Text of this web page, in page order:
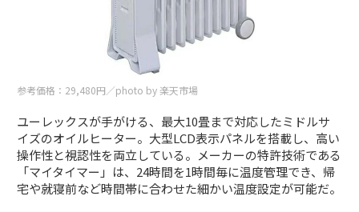
参考価格：29,480円／photo by 楽天市場
ユーレックスが手がける、最大10畳まで対応したミドルサ
イズのオイルヒーター。大型LCD表示パネルを搭載し、高い
操作性と視認性を両立している。メーカーの特許技術である
「マイタイマー」は、24時間を1時間毎に温度管理でき、帰
宅や就寝前など時間帯に合わせた細かい温度設定が可能だ。